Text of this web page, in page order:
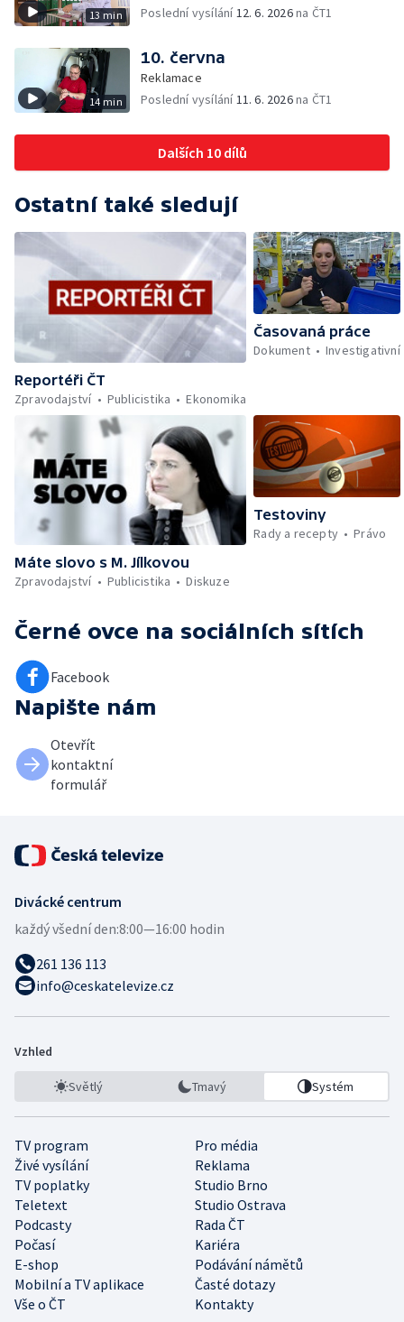
13 min
Poslední vysílání12. 6. 2026na ČT1
14 min
10. června
Reklamace
Poslední vysílání11. 6. 2026na ČT1
Dalších 10 dílů
Ostatní také sledují
Reportéři ČT
Zpravodajství
Publicistika Ekonomika
Časovaná práce
Dokument
Investigativní
Máte slovo s M. Jílkovou
Zpravodajství
Publicistika Diskuze
Testoviny
Rady a recepty
Právo
Černé ovce na sociálních sítích
Facebook
Napište nám
Otevřít
kontaktní
formulář
Divácké centrum
každý všední den:8:00—16:00 hodin
261 136 113
info@ceskatelevize.cz
Vzhled
Světlý Tmavý Systém
TV program
Pro média
Živé vysílání
Reklama
TV poplatky
Studio Brno
Teletext
Studio Ostrava
Podcasty
Rada ČT
Počasí
Kariéra
E-shop
Podávání námětů
Mobilní a TV aplikace
Časté dotazy
Vše o ČT
Kontakty